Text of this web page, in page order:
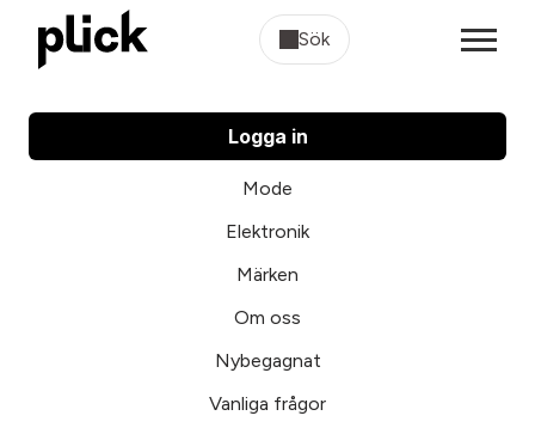
Sök
Logga in
Mode
Elektronik
Märken
Om oss
Nybegagnat
Vanliga frågor